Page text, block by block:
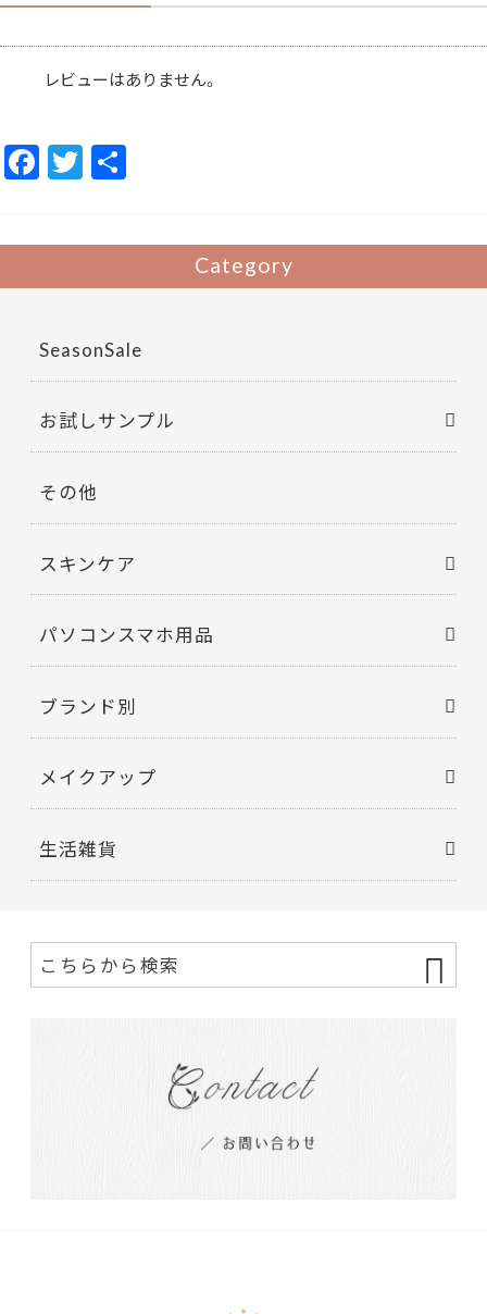
止
お
ず
長
時
男
も
FUJIKO
レビューはありません。
F
ac
e
o
o
k
T
w
itt
Category
SeasonSale
お試しサンプル
その他
スキンケア
パソコンスマホ用品
ブランド別
メイクアップ
生活雑貨